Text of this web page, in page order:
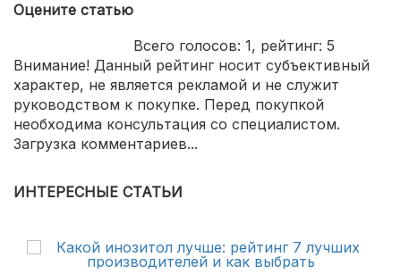
Оцените статью
Всего голосов: 1, рейтинг: 5
Внимание! Данный рейтинг носит субъективный
характер, не является рекламой и не служит
руководством к покупке. Перед покупкой
необходима консультация со специалистом.
Загрузка комментариев...
ИНТЕРЕСНЫЕ СТАТЬИ